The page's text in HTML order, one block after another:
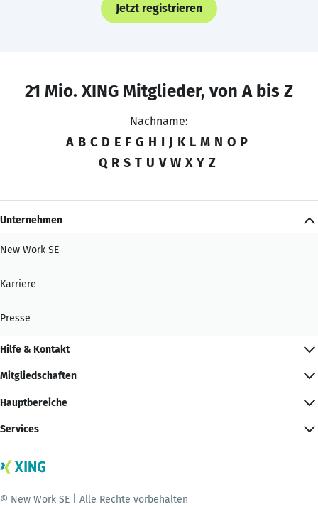
Jetzt registrieren
21 Mio. XING Mitglieder, von A bis Z
Nachname:
A B C D E F G H I J K L M N O P
Q R S T U V W X Y Z
Unternehmen
New Work SE
Karriere
Presse
Hilfe & Kontakt
Mitgliedschaften
Hauptbereiche
Services
© New Work SE | Alle Rechte vorbehalten